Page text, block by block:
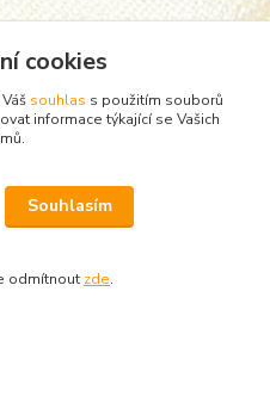
cookies
souhlas s použitím souborů
informace týkající se Vašich
Souhlasím
odmítnout zde.